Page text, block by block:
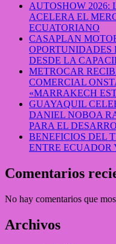
AUTOSHOW 2026:
ACELERA EL
ECUATORIANO
CASAPLAN
OPORTUNIDADES
DESDE LA
METROCAR
COMERCIAL
«MARRAKECH
GUAYAQUIL
DANIEL NOBOA
PARA EL
BENEFICIOS DEL
ENTRE ECUADOR
Comentarios
No hay comentarios que
Archivos